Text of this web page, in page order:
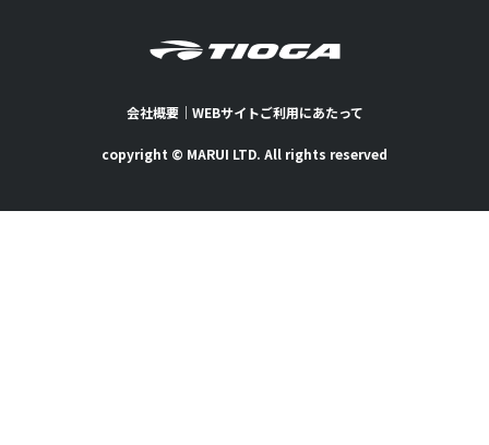
会社概要｜ WEBサイトご利用にあたって
copyright © MARUI LTD. All rights reserved